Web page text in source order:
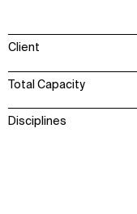
Client
Total Capacity
Disciplines